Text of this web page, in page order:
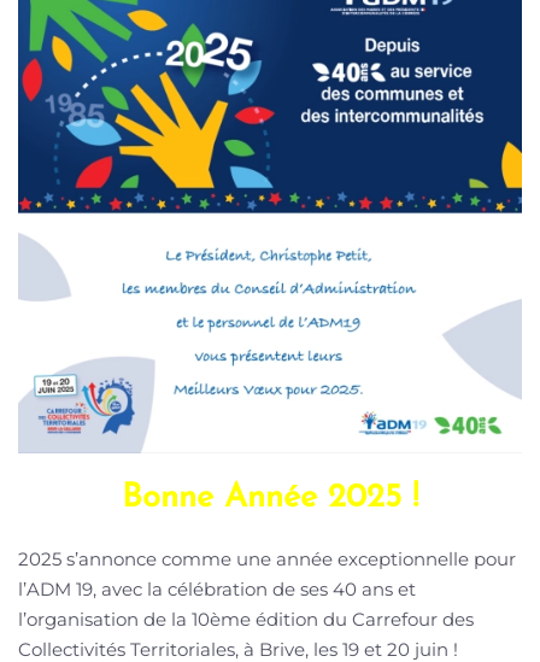
Bonne Année 2025 !
2025 s’annonce comme une année exceptionnelle pour
l’ADM 19, avec la célébration de ses 40 ans et
l’organisation de la 10ème édition du Carrefour des
Collectivités Territoriales, à Brive, les 19 et 20 juin !